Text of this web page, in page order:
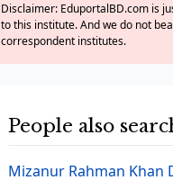
Disclaimer: EduportalBD.com is
to this institute. And we do not
correspondent institutes.
People also
Mizanur Rahman Khan